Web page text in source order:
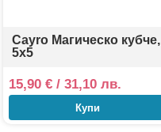
Cayro Магическо кубче,
5x5
15,90 €/ 31,10 лв.
Купи